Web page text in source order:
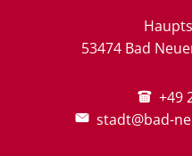
53474 Bad
+49
stadt@bad-